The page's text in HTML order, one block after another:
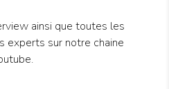
ainsi que toutes les
experts sur notre chaine